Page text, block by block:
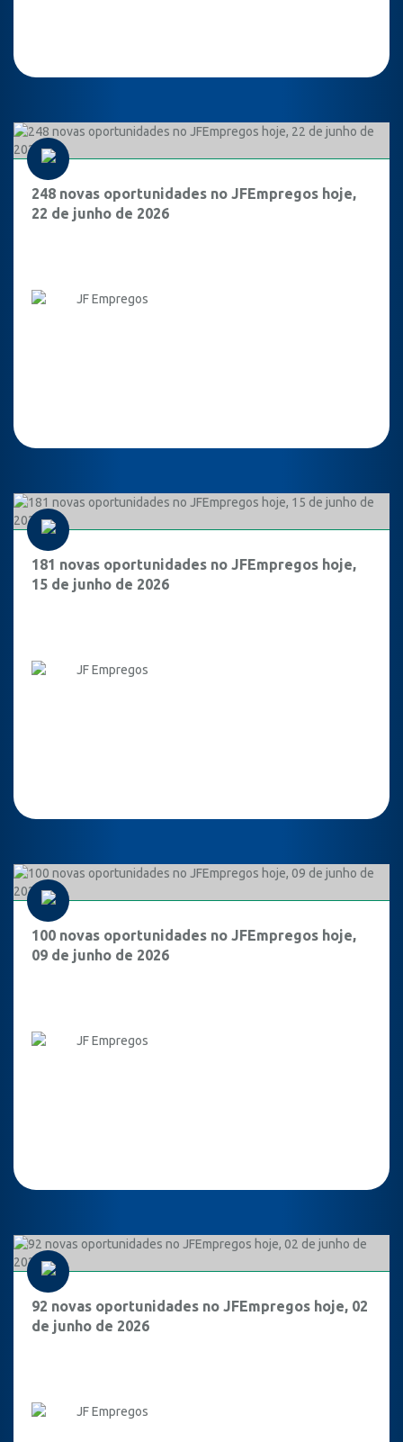
248 novas oportunidades no JFEmpregos hoje,
22 de junho de 2026
JF Empregos
181 novas oportunidades no JFEmpregos hoje,
15 de junho de 2026
JF Empregos
100 novas oportunidades no JFEmpregos hoje,
09 de junho de 2026
JF Empregos
92 novas oportunidades no JFEmpregos hoje, 02
de junho de 2026
JF Empregos